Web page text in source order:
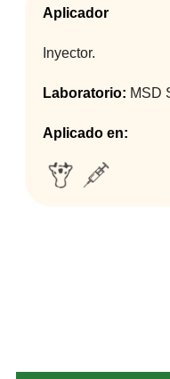
Aplicador
Inyector.
Laboratorio: MSD
Aplicado en: